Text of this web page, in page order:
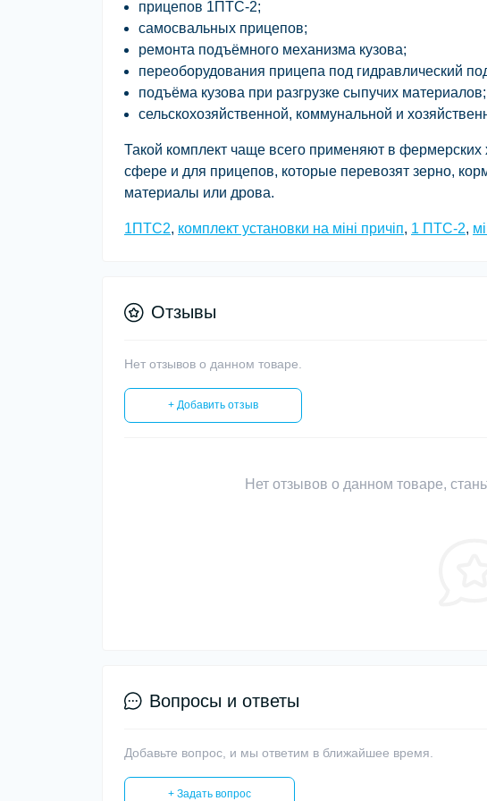
прицепов 1ПТС-2;
самосвальных прицепов;
ремонта подъёмного механизма кузова;
переоборудования прицепа под гидравлический
подъёма кузова при разгрузке сыпучих материалов;
сельскохозяйственной, коммунальной и
Такой комплект чаще всего применяют в фермерских
сфере и для прицепов, которые перевозят зерно,
материалы или дрова.
1ПТС2, комплект установки на міні причіп, 1 ПТС-2,
Отзывы
Нет отзывов о данном товаре.
+ Добавить отзыв
Нет отзывов о данном товаре,
Вопросы и ответы
Добавьте вопрос, и мы ответим в ближайшее время.
+ Задать вопрос